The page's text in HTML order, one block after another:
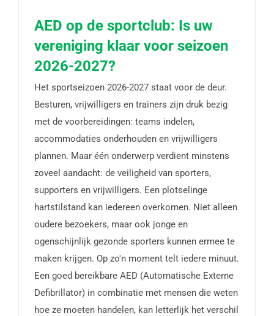
AED op de sportclub: Is uw vereniging klaar voor
seizoen 2026-2027?
AED op de sportclub: Is uw
vereniging klaar voor seizoen
2026-2027?
Het sportseizoen 2026-2027 staat voor de deur.
Besturen, vrijwilligers en trainers zijn druk bezig
met de voorbereidingen: teams indelen,
accommodaties onderhouden en vrijwilligers
plannen. Maar één onderwerp verdient minstens
zoveel aandacht: de veiligheid van sporters,
supporters en vrijwilligers. Een plotselinge
hartstilstand kan iedereen overkomen. Niet alleen
oudere bezoekers, maar ook jonge en
ogenschijnlijk gezonde sporters kunnen ermee te
maken krijgen. Op zo'n moment telt iedere minuut.
Een goed bereikbare AED (Automatische Externe
Defibrillator) in combinatie met mensen die weten
hoe ze moeten handelen, kan letterlijk het verschil